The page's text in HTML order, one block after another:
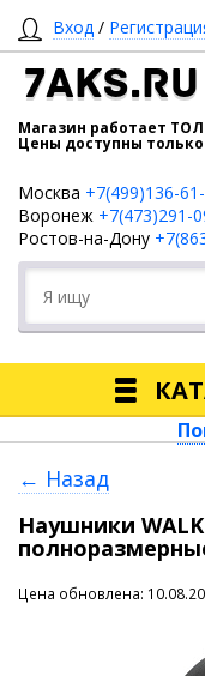
Вход /
7AKS.RU
Магазин работает
Цены доступны
Москва +7(499)136-
Воронеж +7(473)291-
Ростов-на-Дону
← Назад
Наушники
Цена обновлена: